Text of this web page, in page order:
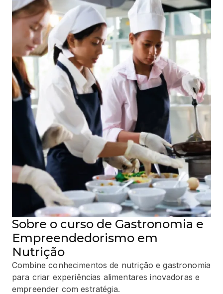
Sobre o curso de Gastronomia e
Empreendedorismo em
Nutrição
Combine conhecimentos de nutrição e gastronomia
para criar experiências alimentares inovadoras e
empreender com estratégia.